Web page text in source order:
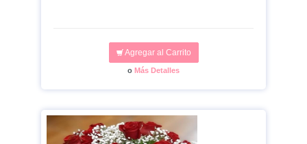
Agregar al Carrito
o Más Detalles